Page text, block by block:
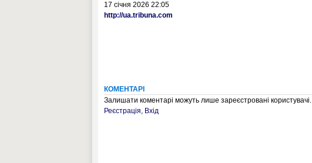
17 січня 2026 22:05
http://ua.tribuna.com
КОМЕНТАРІ
Залишати коментарі можуть лише зареєстровані користувачі.
Реєстрація, Вхід